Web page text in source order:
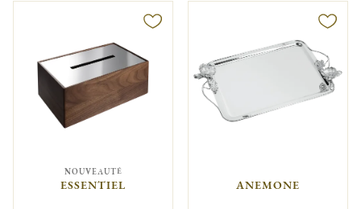
NOUVEAUTÉ
ESSENTIEL ANEMONE